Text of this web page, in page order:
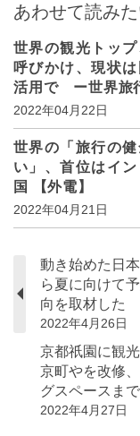
あわせて読み
世界の観光トッ
呼びかけ、現状
活用で ー世界旅
2022年04月22日
世界の「旅行の
い」、首位はイ
国 【外電】
2022年04月21日
動き始めた日
ら夏に向けて
向を取材した
2022年4月26日
京都祇園に観
京町やを改修
グスペースまで
2022年4月27日